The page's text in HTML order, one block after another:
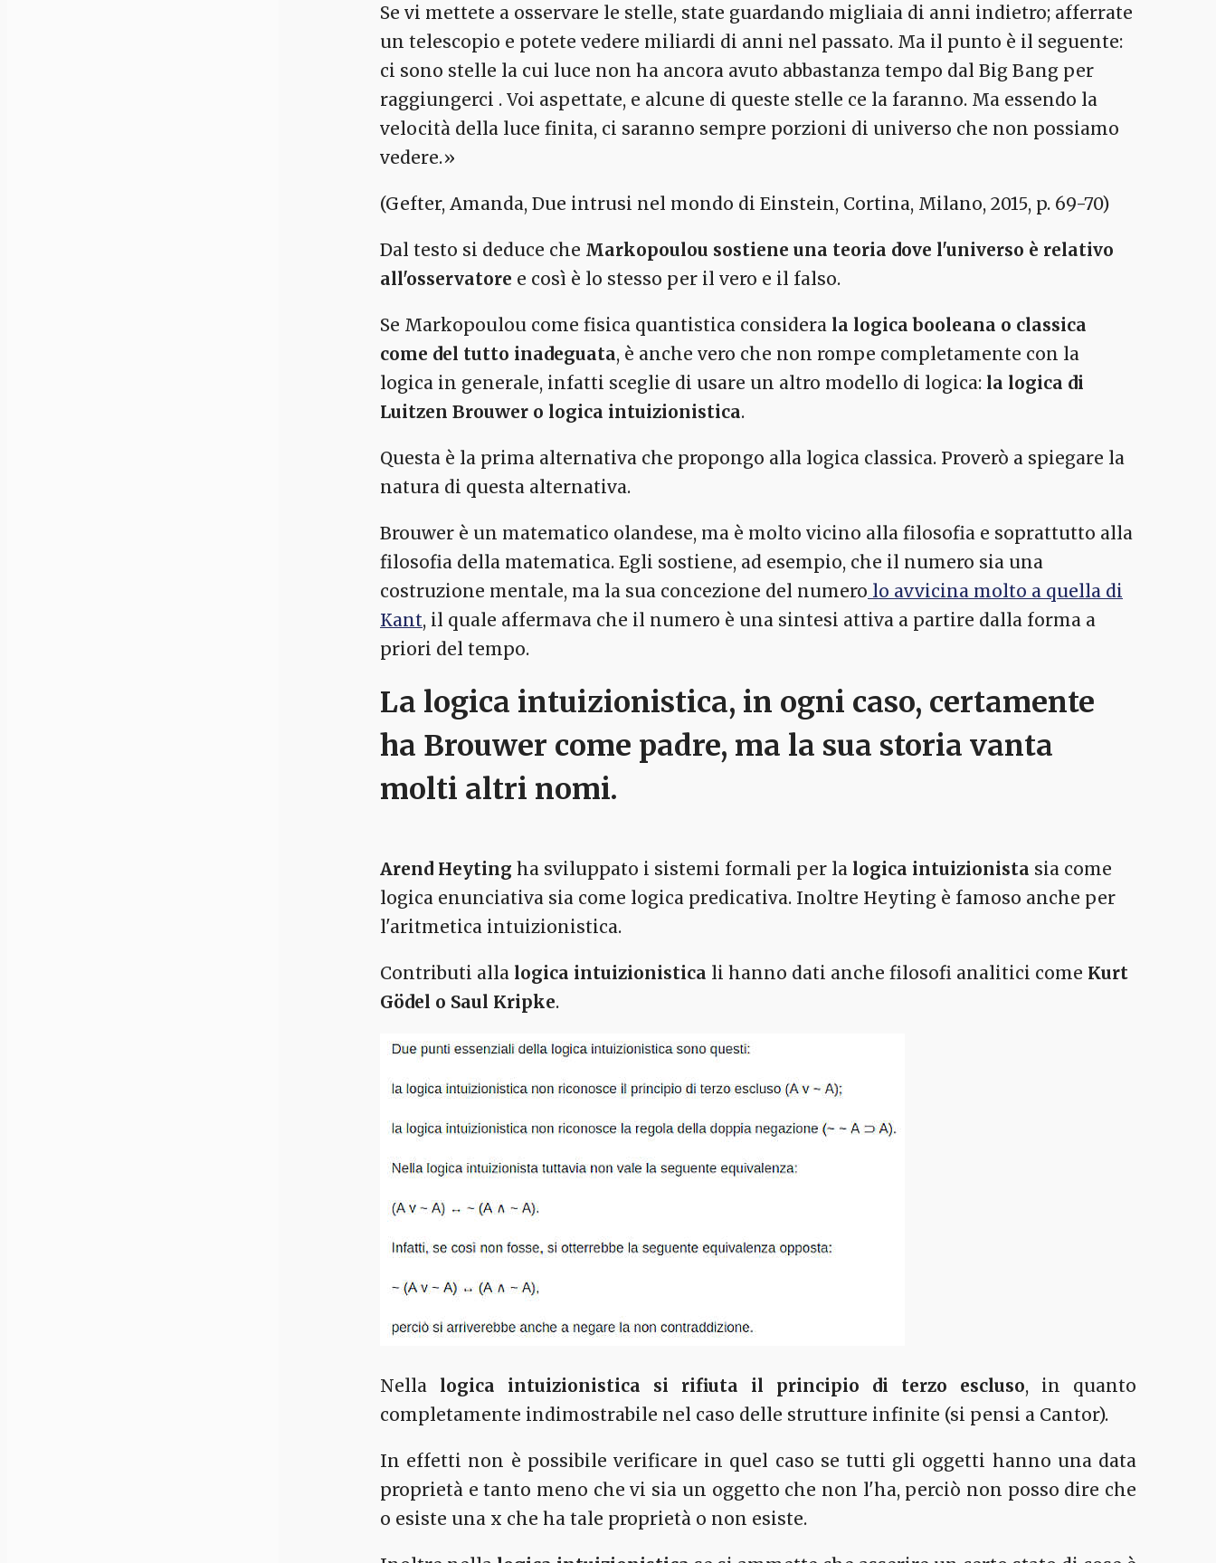
Se vi mettete a osservare le stelle, state guardando migliaia di anni indietro; afferrate
un telescopio e potete vedere miliardi di anni nel passato. Ma il punto è il seguente:
ci sono stelle la cui luce non ha ancora avuto abbastanza tempo dal Big Bang per
raggiungerci . Voi aspettate, e alcune di queste stelle ce la faranno. Ma essendo la
velocità della luce finita, ci saranno sempre porzioni di universo che non possiamo
vedere.»
(Gefter, Amanda, Due intrusi nel mondo di Einstein, Cortina, Milano, 2015, p. 69-70)
Dal testo si deduce che Markopoulou sostiene una teoria dove l'universo è relativo
all'osservatore e così è lo stesso per il vero e il falso.
Se Markopoulou come fisica quantistica considera la logica booleana o classica
come del tutto inadeguata, è anche vero che non rompe completamente con la
logica in generale, infatti sceglie di usare un altro modello di logica: la logica di
Luitzen Brouwer o logica intuizionistica.
Questa è la prima alternativa che propongo alla logica classica. Proverò a spiegare la
natura di questa alternativa.
Brouwer è un matematico olandese, ma è molto vicino alla filosofia e soprattutto alla
filosofia della matematica. Egli sostiene, ad esempio, che il numero sia una
costruzione mentale, ma la sua concezione del numero lo avvicina molto a quella di
Kant, il quale affermava che il numero è una sintesi attiva a partire dalla forma a
priori del tempo.
La logica intuizionistica, in ogni caso, certamente
ha Brouwer come padre, ma la sua storia vanta
molti altri nomi.
Arend Heyting ha sviluppato i sistemi formali per la logica intuizionista sia come
logica enunciativa sia come logica predicativa. Inoltre Heyting è famoso anche per
l'aritmetica intuizionistica.
Contributi alla logica intuizionistica li hanno dati anche filosofi analitici come Kurt
Gödel o Saul Kripke.
Nella logica intuizionistica si rifiuta il principio di terzo escluso, in quanto
completamente indimostrabile nel caso delle strutture infinite (si pensi a Cantor).
In effetti non è possibile verificare in quel caso se tutti gli oggetti hanno una data
proprietà e tanto meno che vi sia un oggetto che non l'ha, perciò non posso dire che
o esiste una x che ha tale proprietà o non esiste.